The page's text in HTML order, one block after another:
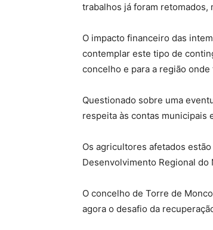
trabalhos já foram retomados,
O impacto financeiro das
contemplar este tipo de
concelho e para a região
Questionado sobre uma
respeita às contas municipais
Os agricultores afetados
Desenvolvimento Regional do
O concelho de Torre de
agora o desafio da